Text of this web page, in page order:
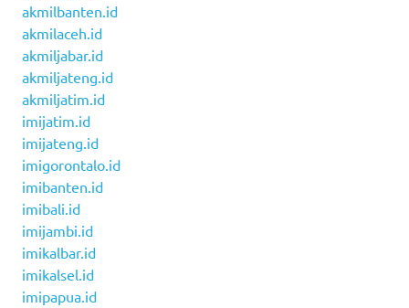
akmilbanten.id
akmilaceh.id
akmiljabar.id
akmiljateng.id
akmiljatim.id
imijatim.id
imijateng.id
imigorontalo.id
imibanten.id
imibali.id
imijambi.id
imikalbar.id
imikalsel.id
imipapua.id